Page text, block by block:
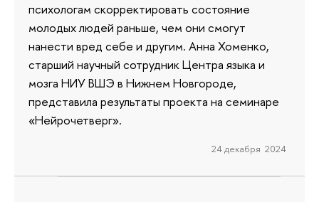
психологам скорректировать состояние
молодых людей раньше, чем они смогут
нанести вред себе и другим. Анна Хоменко,
старший научный сотрудник Центра языка и
мозга НИУ ВШЭ в Нижнем Новгороде,
представила результаты проекта на семинаре
«Нейрочетверг».
24 декабря 2024